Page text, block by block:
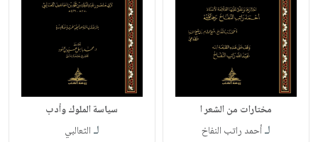
مختارات من الشعر ا
لـأحمد راتب النفاخ
سياسة الملوك وأدب
لـ الثعالبي